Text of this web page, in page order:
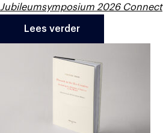
Jubileumsymposium 2026 Connect
Lees verder